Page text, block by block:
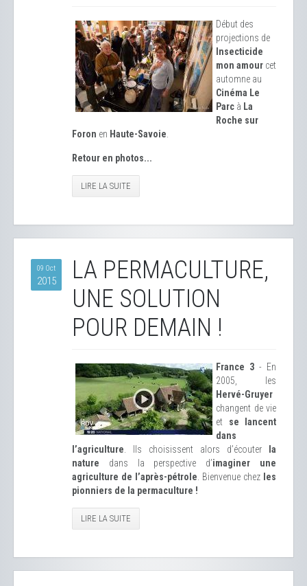
Début des
projections de
Insecticide
mon amour cet
automne au
Cinéma Le
Parc à La
Roche sur
Foron en Haute-Savoie
Retour en photos...
LIRE LA SUITE
09 Oct
2015
LA PERMACULTURE,
UNE SOLUTION
POUR DEMAIN !
France 3 - En
2005, les
Hervé-Gruyer
changent de vie
et se lancent
dans
l’agriculture . Ils choisissent alors d’écouter
la
nature dans la perspective d’imaginer une
agriculture de l’après-pétrole . Bienvenue chez les
pionniers de la permaculture !
LIRE LA SUITE